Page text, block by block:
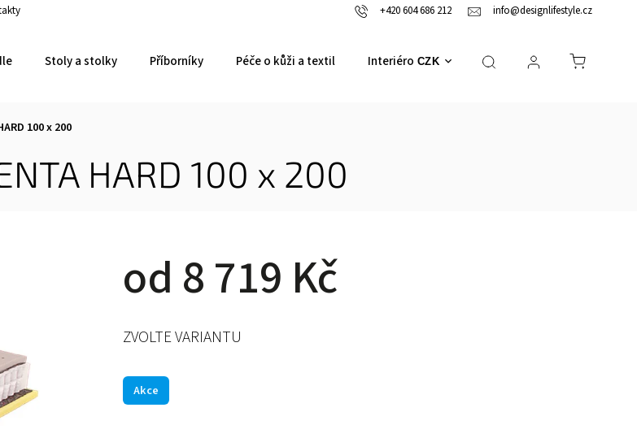
+420 604 686 212 info@designlifestyle.cz
CZK
Stoly a stolky Příborníky Péče o kůži a textil Interiérové doplňky
100 x 200
HARD 100 x 200
od 8 719 Kč
Akce
ZVOLTE VARIANTU